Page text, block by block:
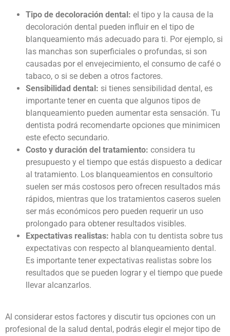
Tipo de decoloración dental: el tipo y la causa de la
decoloración dental pueden influir en el tipo de
blanqueamiento más adecuado para ti. Por ejemplo, si
las manchas son superficiales o profundas, si son
causadas por el envejecimiento, el consumo de café o
tabaco, o si se deben a otros factores.
Sensibilidad dental: si tienes sensibilidad dental, es
importante tener en cuenta que algunos tipos de
blanqueamiento pueden aumentar esta sensación. Tu
dentista podrá recomendarte opciones que minimicen
este efecto secundario.
Costo y duración del tratamiento: considera tu
presupuesto y el tiempo que estás dispuesto a dedicar
al tratamiento. Los blanqueamientos en consultorio
suelen ser más costosos pero ofrecen resultados más
rápidos, mientras que los tratamientos caseros suelen
ser más económicos pero pueden requerir un uso
prolongado para obtener resultados visibles.
Expectativas realistas: habla con tu dentista sobre tus
expectativas con respecto al blanqueamiento dental.
Es importante tener expectativas realistas sobre los
resultados que se pueden lograr y el tiempo que puede
llevar alcanzarlos.
Al considerar estos factores y discutir tus opciones con un
profesional de la salud dental, podrás elegir el mejor tipo de